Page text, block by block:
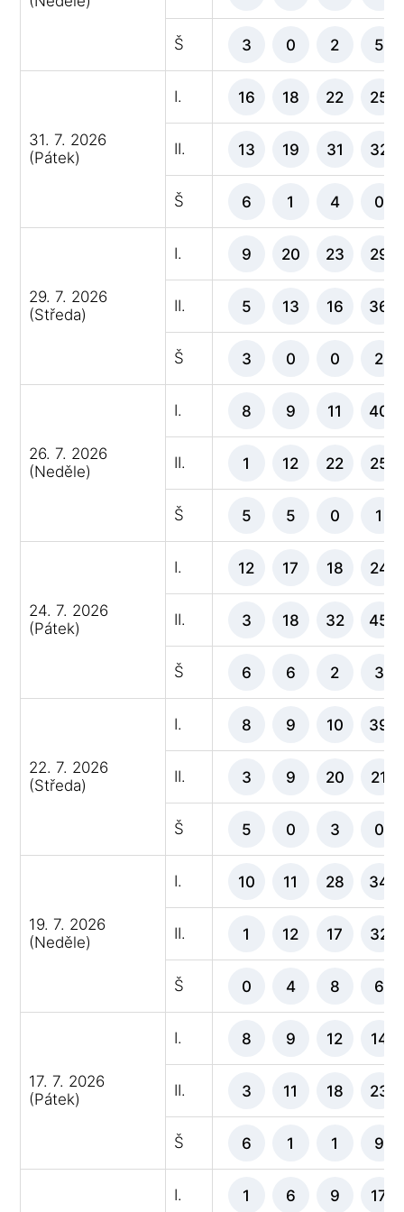
Š 3 0 2 5
31. 7. 2026
(Pátek)
I. 16 18 22 25
II. 13 19 31 32
Š 6 1 4 0
29. 7. 2026
(Středa)
I. 9 20 23 29
II. 5 13 16 36
Š 3 0 0 2
26. 7. 2026
(Neděle)
I. 8 9 11 40
II. 1 12 22 25
Š 5 5 0 1
24. 7. 2026
(Pátek)
I. 12 17 18 24
II. 3 18 32 45
Š 6 6 2 3
22. 7. 2026
(Středa)
I. 8 9 10 39
II. 3 9 20 21
Š 5 0 3 0
19. 7. 2026
(Neděle)
I. 10 11 28 34
II. 1 12 17 32
Š 0 4 8 6
17. 7. 2026
(Pátek)
I. 8 9 12 14
II. 3 11 18 23
Š 6 1 1 9
I. 1 6 9 17